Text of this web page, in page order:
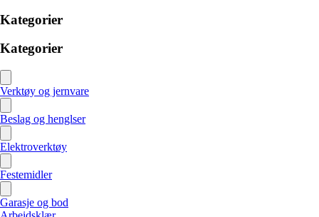
Kategorier
Kategorier
Verktøy og jernvare
Beslag og henglser
Elektroverktøy
Festemidler
Garasje og bod